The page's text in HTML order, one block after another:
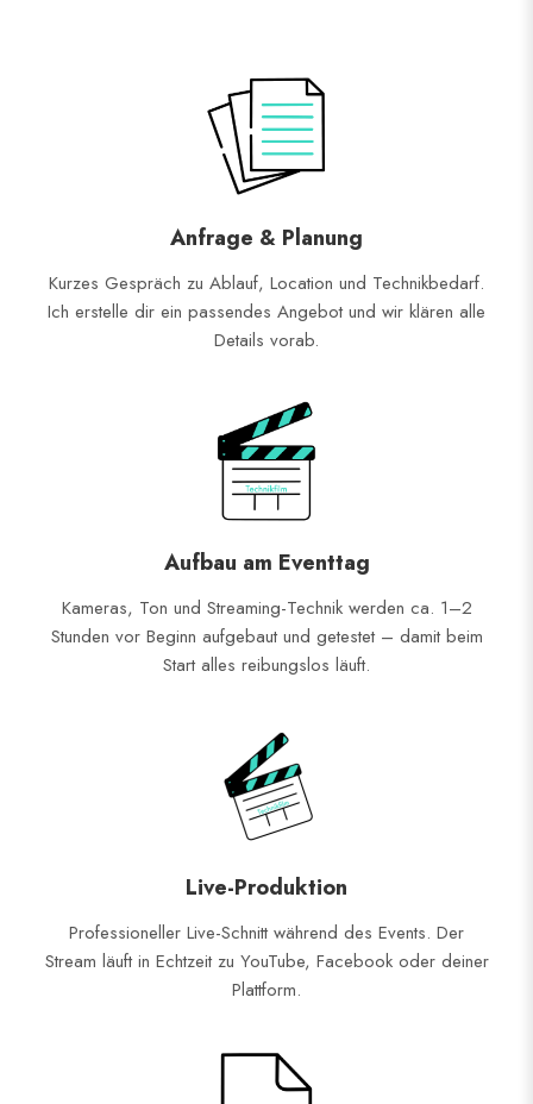
Anfrage & Planung
Kurzes Gespräch zu Ablauf, Location und Technikbedarf.
Ich erstelle dir ein passendes Angebot und wir klären alle
Details vorab.
Aufbau am Eventtag
Kameras, Ton und Streaming-Technik werden ca. 1–2
Stunden vor Beginn aufgebaut und getestet – damit beim
Start alles reibungslos läuft.
Live-Produktion
Professioneller Live-Schnitt während des Events. Der
Stream läuft in Echtzeit zu YouTube, Facebook oder deiner
Plattform.